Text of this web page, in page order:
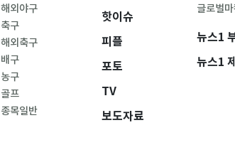
해외야구
축구
해외축구
배구
농구
골프
종목일반
핫이슈
피플
포토
TV
보도자료
글로벌
뉴스1
뉴스1